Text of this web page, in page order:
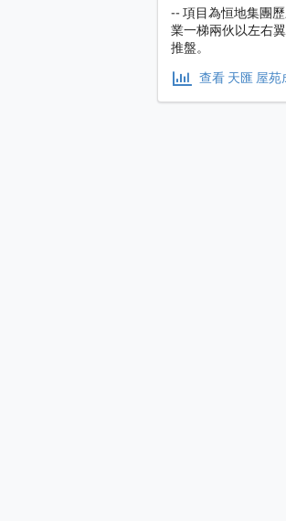
-- 項目為恒地集團
業一梯兩伙以左右
推盤。
查看 天匯 屋